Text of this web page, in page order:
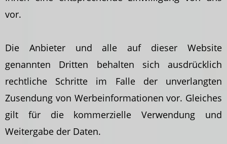
vor.
Die Anbieter und alle auf dieser Website
genannten Dritten behalten sich ausdrücklich
rechtliche Schritte im Falle der unverlangten
Zusendung von Werbeinformationen vor. Gleiches
gilt für die kommerzielle Verwendung und
Weitergabe der Daten.